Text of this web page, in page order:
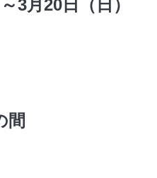
3月20日（日）
間